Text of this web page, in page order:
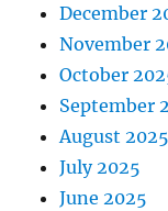
December
November
October
September
August 2025
July 2025
June 2025